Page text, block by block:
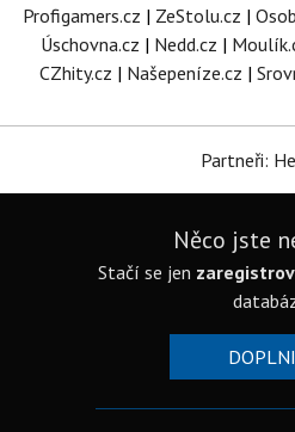
Profigamers.cz | ZeStolu.cz |
Úschovna.cz | Nedd.cz |
CZhity.cz | Našepeníze.cz |
Partneři:
Něco jste
Stačí se jen